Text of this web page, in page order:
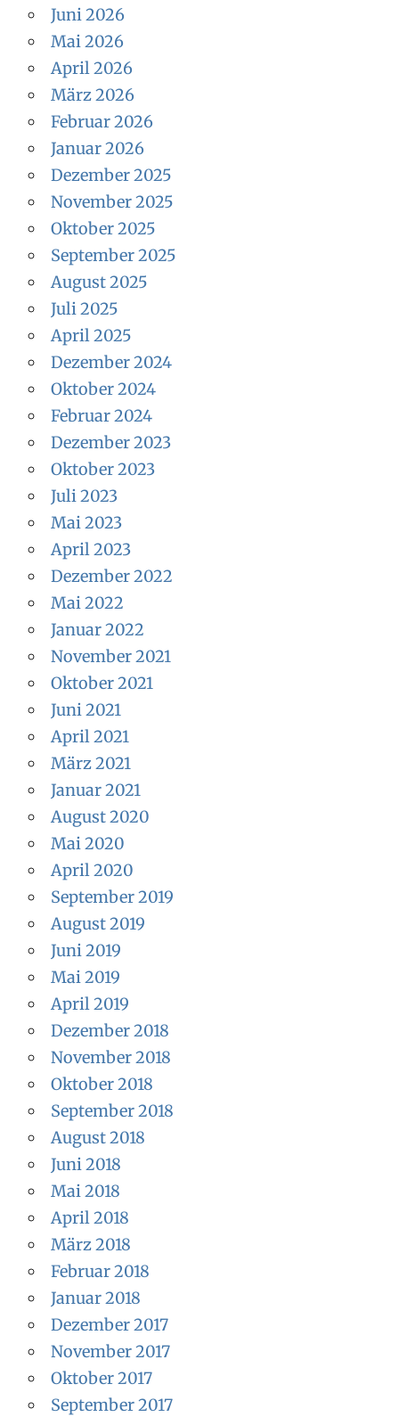
Juni 2026
Mai 2026
April 2026
März 2026
Februar 2026
Januar 2026
Dezember 2025
November 2025
Oktober 2025
September 2025
August 2025
Juli 2025
April 2025
Dezember 2024
Oktober 2024
Februar 2024
Dezember 2023
Oktober 2023
Juli 2023
Mai 2023
April 2023
Dezember 2022
Mai 2022
Januar 2022
November 2021
Oktober 2021
Juni 2021
April 2021
März 2021
Januar 2021
August 2020
Mai 2020
April 2020
September 2019
August 2019
Juni 2019
Mai 2019
April 2019
Dezember 2018
November 2018
Oktober 2018
September 2018
August 2018
Juni 2018
Mai 2018
April 2018
März 2018
Februar 2018
Januar 2018
Dezember 2017
November 2017
Oktober 2017
September 2017